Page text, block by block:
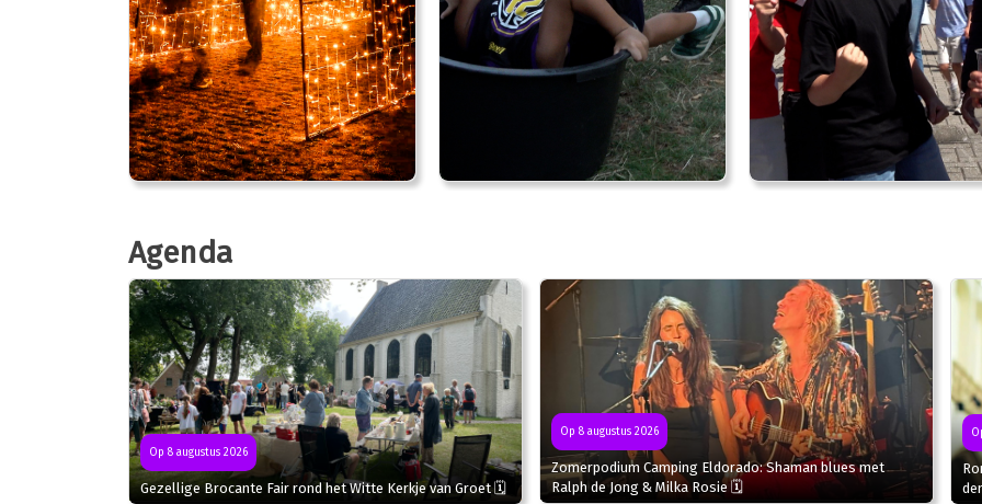
Agenda
Op 8 augustus 2026
Gezellige Brocante Fair rond het Witte Kerkje van Groet 🗓
Op 8 augustus 2026
Zomerpodium Camping Eldorado: Shaman blues met
Ralph de Jong & Milka Rosie 🗓